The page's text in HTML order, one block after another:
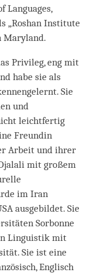
Languages,
„Roshan Institute
Maryland.
Privileg, eng mit
habe sie als
Sie
und
leichtfertig
Freundin
Arbeit und ihrer
mit großem
im Iran
ausgebildet. Sie
Sorbonne
Linguistik mit
Sie ist eine
Englisch